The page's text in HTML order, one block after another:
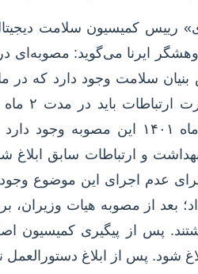
رییس کمیسیون سلامت
ایرنا می‌گوید:
وزیر بهداشت و ارتباطات سابق
بعد از مصوبه هیات
شود. پس از ابلاغ